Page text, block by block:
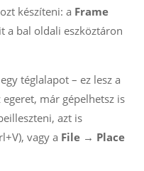
készíteni: a Frame
a bal oldali eszköztáron
téglalapot – ez lesz a
már gépelhetsz is
azt is
vagy a File → Place